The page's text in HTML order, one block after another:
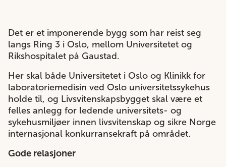
Det er et imponerende bygg som har reist seg
langs Ring 3 i Oslo, mellom Universitetet og
Rikshospitalet på Gaustad.
Her skal både Universitetet i Oslo og Klinikk for
laboratoriemedisin ved Oslo universitetssykehus
holde til, og Livsvitenskapsbygget skal være et
felles anlegg for ledende universitets- og
sykehusmiljøer innen livsvitenskap og sikre Norge
internasjonal konkurransekraft på området.
Gode relasjoner